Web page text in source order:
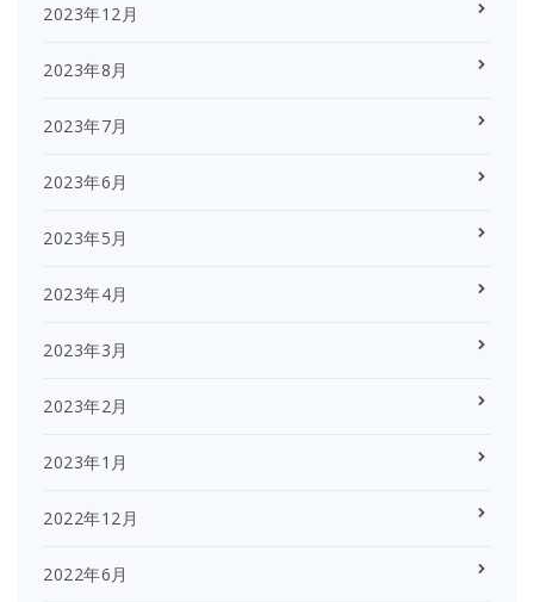
2023年12月
2023年8月
2023年7月
2023年6月
2023年5月
2023年4月
2023年3月
2023年2月
2023年1月
2022年12月
2022年6月